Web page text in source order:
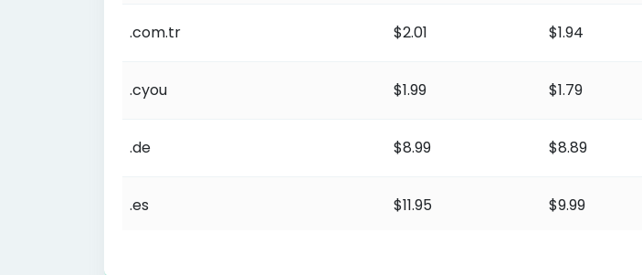
.com.tr $2.01 $1.94
.cyou $1.99 $1.79
.de $8.99 $8.89
.es $11.95 $9.99